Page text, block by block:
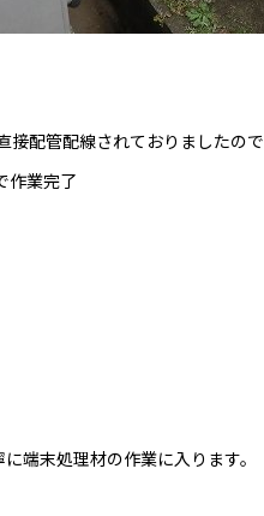
接配管配線されておりましたので
作業完了
端末処理材の作業に入ります。